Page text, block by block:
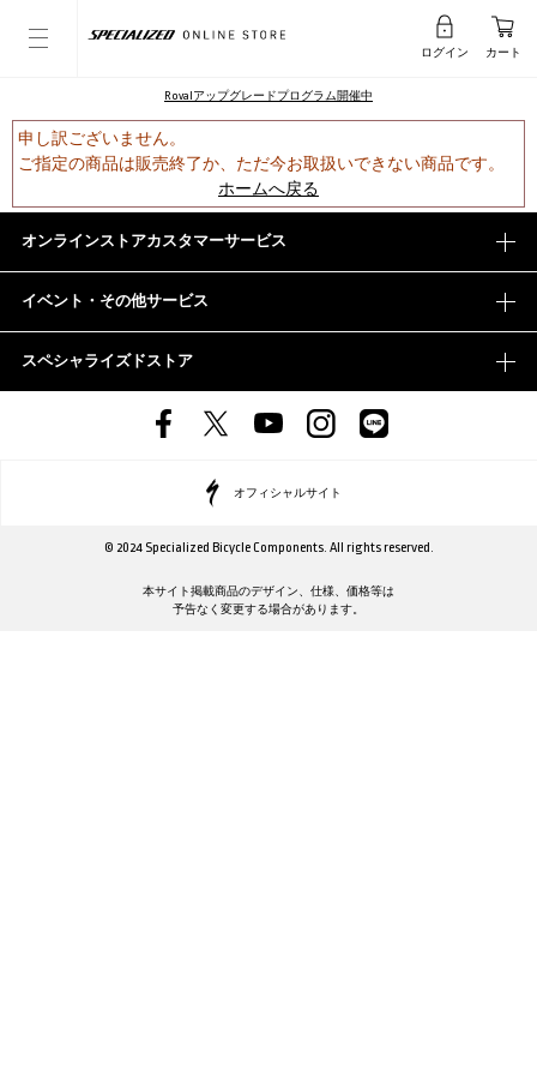
ログイン カート
Rovalアップグレードプログラム開催中
申し訳ございません。
ご指定の商品は販売終了か、ただ今お取扱いできない商品です。
ホームへ戻る
オンラインストアカスタマーサービス
イベント・その他サービス
スペシャライズドストア
オフィシャルサイト
© 2024 Specialized Bicycle Components. All rights reserved.
本サイト掲載商品のデザイン、仕様、価格等は
予告なく変更する場合があります。